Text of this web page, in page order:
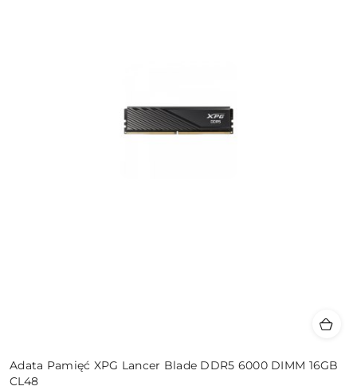
Adata Pamięć XPG Lancer Blade DDR5 6000 DIMM 16GB
CL48